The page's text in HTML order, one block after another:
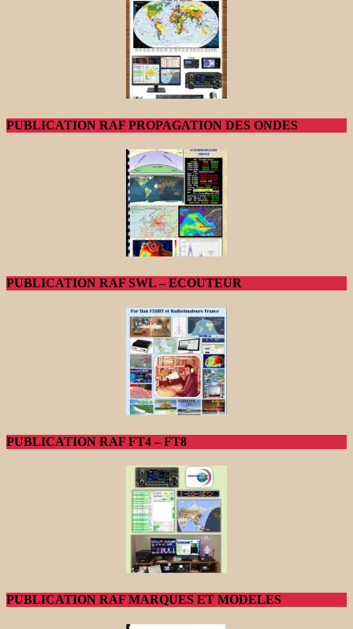
PUBLICATION RAF PROPAGATION DES ONDES
PUBLICATION RAF SWL – ECOUTEUR
PUBLICATION RAF FT4 – FT8
PUBLICATION RAF MARQUES ET MODELES